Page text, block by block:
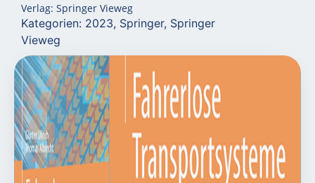
Verlag: Springer Vieweg
Kategorien: 2023, Springer, Springer
Vieweg